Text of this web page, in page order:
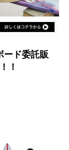
ード委託販
！